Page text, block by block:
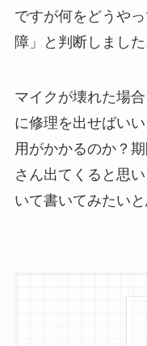
ですが何をどうや
障」と判断しました
マイクが壊れた場
に修理を出せばい
用がかかるのか？
さん出てくると思
いて書いてみたいと